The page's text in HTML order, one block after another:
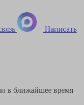
Написать
в ближайшее время